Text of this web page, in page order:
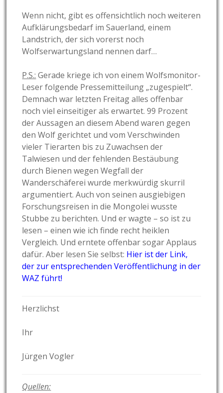
Wenn nicht, gibt es offensichtlich noch weiteren
Aufklärungsbedarf im Sauerland, einem
Landstrich, der sich vorerst noch
Wolfserwartungsland nennen darf…
P.S.: Gerade kriege ich von einem Wolfsmonitor-
Leser folgende Pressemitteilung „zugespielt“.
Demnach war letzten Freitag alles offenbar
noch viel einseitiger als erwartet. 99 Prozent
der Aussagen an diesem Abend waren gegen
den Wolf gerichtet und vom Verschwinden
vieler Tierarten bis zu Zuwachsen der
Talwiesen und der fehlenden Bestäubung
durch Bienen wegen Wegfall der
Wanderschäferei wurde merkwürdig skurril
argumentiert. Auch von seinen ausgiebigen
Forschungsreisen in die Mongolei wusste
Stubbe zu berichten. Und er wagte – so ist zu
lesen – einen wie ich finde recht heiklen
Vergleich. Und erntete offenbar sogar Applaus
dafür. Aber lesen Sie selbst: Hier ist der Link,
der zur entsprechenden Veröffentlichung in der
WAZ führt!
Herzlichst
Ihr
Jürgen Vogler
Quellen: